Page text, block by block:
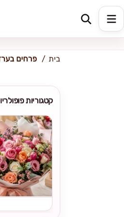
כתובת למשלוח
בית פרחים
קטגוריות